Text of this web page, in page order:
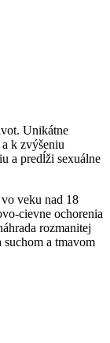
Unikátne
k zvýšeniu
a predĺži sexuálne
veku nad 18
cievne ochorenia
rozmanitej
a tmavom